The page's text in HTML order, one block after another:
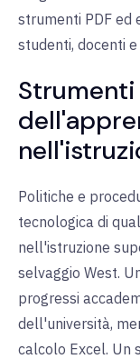
strumenti PDF ed
studenti, docenti
Politiche e
tecnologica di
nell'istruzione
selvaggio West.
progressi
dell'università,
calcolo Excel. Un